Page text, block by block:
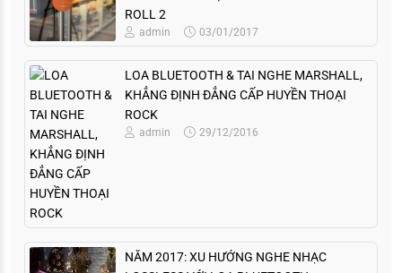
ROLL 2
admin 03/01/2017
LOA BLUETOOTH & TAI NGHE MARSHALL,
KHẲNG ĐỊNH ĐẲNG CẤP HUYỀN THOẠI
ROCK
admin 29/12/2016
NĂM 2017: XU HƯỚNG NGHE NHẠC